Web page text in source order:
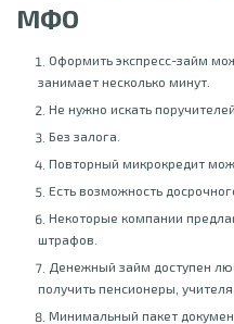
МФО
Оформить экспресс-займ
занимает несколько минут.
Не нужно искать поручителей.
Без залога.
Повторный микрокредит
Есть возможность
Некоторые компании
штрафов.
Денежный займ доступен
получить пенсионеры,
Минимальный пакет